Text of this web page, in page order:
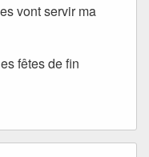
vont servir ma
fêtes de fin